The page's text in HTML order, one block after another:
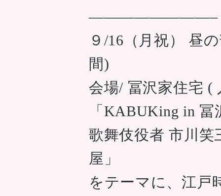
————————–
９/16（月祝） 昼
間)
会場/ 冨沢家住宅 (
「KABUKing in
歌舞伎役者 市川
屋」
をテーマに、江戸